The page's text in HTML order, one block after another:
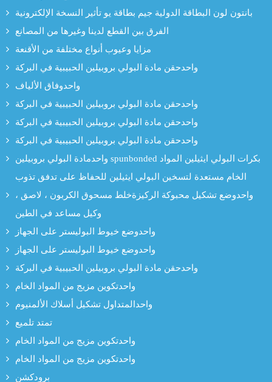
بانتون لون البطاقة الدولية جيم بطاقة يو تأثير النسخة الإلكترونية
الفرق بين القطع لدينا وغيرها من المصانع
مزايا وعيوب أنواع مختلفة من الأقنعة
واحدحقن مادة البولي بروبيلين الحبيبية في البركة
واحدوفاق الألياف
واحدحقن مادة البولي بروبيلين الحبيبية في البركة
واحدحقن مادة البولي بروبيلين الحبيبية في البركة
واحدحقن مادة البولي بروبيلين الحبيبية في البركة
واحدمادة البولي بروبيلين spunbonded بكرات البولي ايثيلين المواد
الخام مستعدة لتسخين البولي ايثيلين للحفاظ على تدفق تذوب
واحدوضع تشكيل محبوكة الركيزةخلط مسحوق الكربون ، لاصق ،
وكيل مساعد في الطين
واحدوضع خيوط البوليستر على الجهاز
واحدوضع خيوط البوليستر على الجهاز
واحدحقن مادة البولي بروبيلين الحبيبية في البركة
واحدتكوين مزيج من المواد الخام
واحدالمتداول تشكيل أسلاك الألمنيوم
تمتد تلميع
واحدتكوين مزيج من المواد الخام
واحدتكوين مزيج من المواد الخام
برودكشن